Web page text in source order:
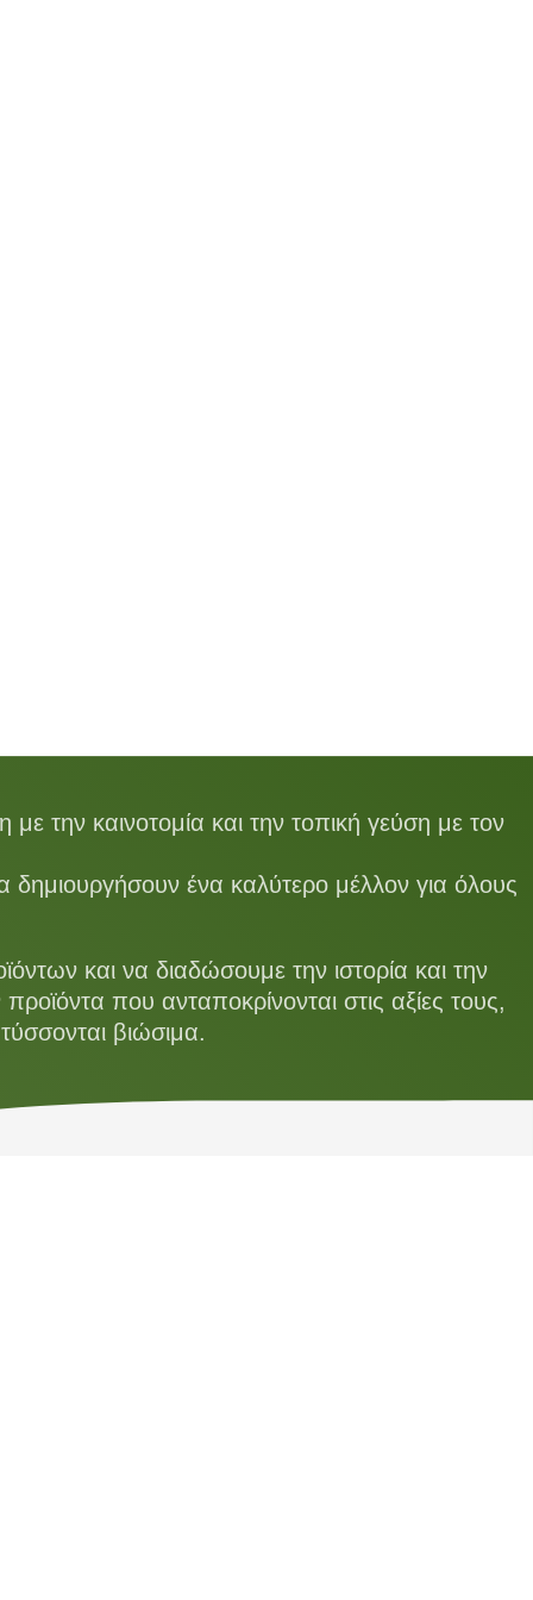
την καινοτομία και την τοπική γεύση με τον
ένα καλύτερο μέλλον για όλους
και να διαδώσουμε την ιστορία και την
που ανταποκρίνονται στις αξίες τους,
βιώσιμα.